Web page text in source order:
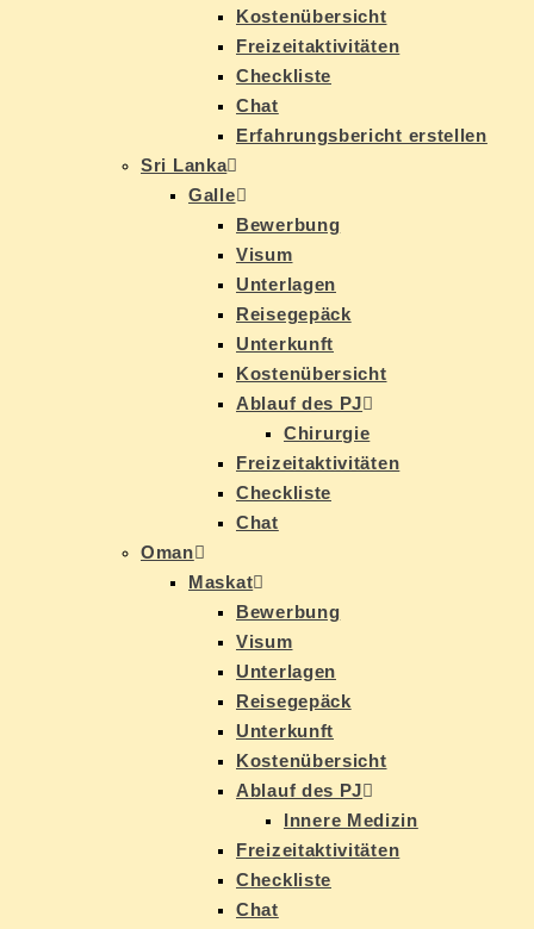
Kos­ten­über­sicht
Frei­zeit­ak­ti­vi­tä­ten
Check­lis­te
Chat
Er­fah­rungs­be­richt erstellen
Sri Lan­ka
Gal­le
Be­wer­bung
Vi­sum
Un­ter­la­gen
Rei­se­ge­päck
Un­ter­kunft
Kos­ten­über­sicht
Ab­lauf des PJ
Chir­ur­gie
Frei­zeit­ak­ti­vi­tä­ten
Check­lis­te
Chat
Oman
Mas­kat
Be­wer­bung
Vi­sum
Un­ter­la­gen
Rei­se­ge­päck
Un­ter­kunft
Kos­ten­über­sicht
Ab­lauf des PJ
In­ne­re Medizin
Frei­zeit­ak­ti­vi­tä­ten
Check­lis­te
Chat